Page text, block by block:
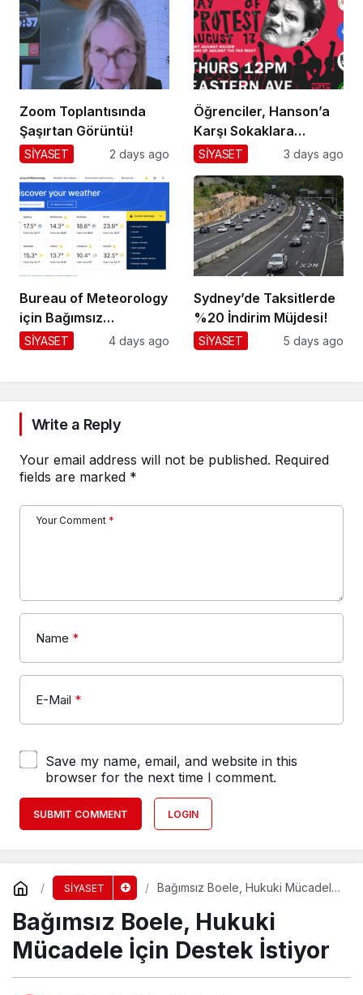
Zoom Toplantısında
Şaşırtan Görüntü!
SİYASET 2 days ago
Öğrenciler, Hanson’a
Karşı Sokaklara
Dökülüyor!
SİYASET 3 days ago
Bureau of Meteorology
için Bağımsız
Değerlendirme!
SİYASET 4 days ago
Sydney’de Taksitlerde
%20 İndirim Müjdesi!
SİYASET 5 days ago
Write a Reply
Your email address will not be published. Required
fields are marked *
Your Comment *
Name *
E-Mail *
Save my name, email, and website in this
browser for the next time I comment.
SUBMIT COMMENT LOGIN
SİYASET
Bağımsız Boele, Hukuki Mücadele
Bağımsız Boele, Hukuki
Mücadele İçin Destek İstiyor